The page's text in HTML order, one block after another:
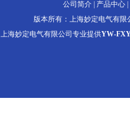
公司简介 产品中心
版本所有：上海妙定电气有
上海妙定电气有限公司专业提供YW-